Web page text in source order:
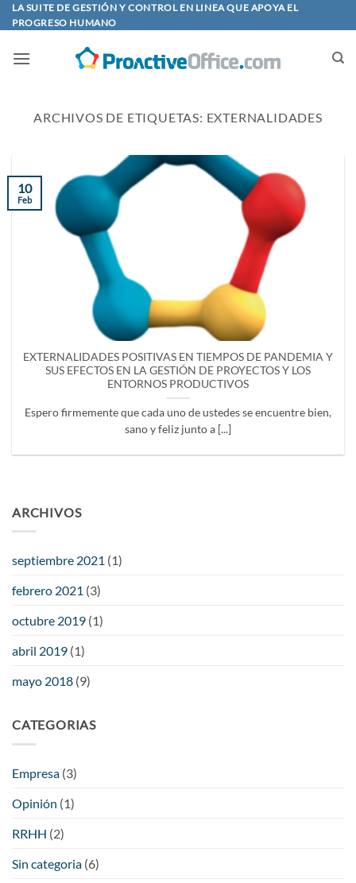
Saltar
al
LA SUITE DE GESTIÓN Y CONTROL EN LINEA QUE APOYA EL
PROGRESO HUMANO
ARCHIVOS DE ETIQUETAS: EXTERNALIDADES
EXTERNALIDADES POSITIVAS EN TIEMPOS DE PANDEMIA Y
SUS EFECTOS EN LA GESTIÓN DE PROYECTOS Y LOS
ENTORNOS PRODUCTIVOS
Espero firmemente que cada uno de ustedes se encuentre bien,
sano y feliz junto a [...]
10
Feb
ARCHIVOS
septiembre 2021 (1)
febrero 2021 (3)
octubre 2019 (1)
abril 2019 (1)
mayo 2018 (9)
CATEGORIAS
Empresa (3)
Opinión (1)
RRHH (2)
Sin categoria (6)